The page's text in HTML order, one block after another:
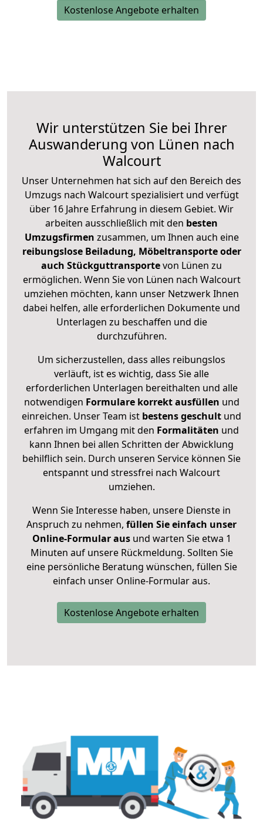
Kostenlose Angebote erhalten
Wir unterstützen Sie bei Ihrer
Auswanderung von Lünen nach
Walcourt
Unser Unternehmen hat sich auf den Bereich des
Umzugs nach Walcourt spezialisiert und verfügt
über 16 Jahre Erfahrung in diesem Gebiet. Wir
arbeiten ausschließlich mit den besten
Umzugsfirmen zusammen, um Ihnen auch eine
reibungslose Beiladung, Möbeltransporte oder
auch Stückguttransportevon Lünen zu
ermöglichen. Wenn Sie von Lünen nach Walcourt
umziehen möchten, kann unser Netzwerk Ihnen
dabei helfen, alle erforderlichen Dokumente und
Unterlagen zu beschaffen und die
durchzuführen.
Um sicherzustellen, dass alles reibungslos
verläuft, ist es wichtig, dass Sie alle
erforderlichen Unterlagen bereithalten und alle
notwendigen Formulare korrekt ausfüllen und
einreichen. Unser Team ist bestens geschult und
erfahren im Umgang mit den Formalitäten und
kann Ihnen bei allen Schritten der Abwicklung
behilflich sein. Durch unseren Service können Sie
entspannt und stressfrei nach Walcourt
umziehen.
Wenn Sie Interesse haben, unsere Dienste in
Anspruch zu nehmen, füllen Sie einfach unser
Online-Formular ausund warten Sie etwa 1
Minuten auf unsere Rückmeldung. Sollten Sie
eine persönliche Beratung wünschen, füllen Sie
einfach unser Online-Formular aus.
Kostenlose Angebote erhalten